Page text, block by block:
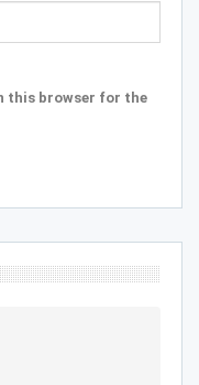
this browser for the